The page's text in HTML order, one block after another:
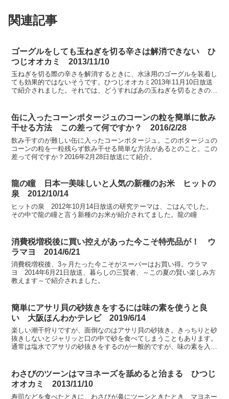
関連記事
ゴーグルをしても玉ねぎを切る辛さは解消できない ひ
つじオオカミ 2013/11/10
玉ねぎを切る際の辛さを解消するときに、水泳用のゴーグルを装着し
ても効果的ではないそうです。ひつじオオカミ2013年11月10日放送
で紹介されました。それでは、どうすればあの玉ねぎを切るときの涙
缶に入ったコーンポタージュのコーンの粒を簡単に飲み
干せる方法 この差って何ですか？ 2016/2/28
飲み干すのが難しい缶に入ったコーンポタージュ。このポタージュの
コーンの粒を一粒残らず飲み干せる簡単な方法があるとのこと。この
差って何ですか？2016年2月28日放送にて紹介。
龍の瞳 日本一美味しいと人気の新種のお米 ヒットの
泉 2012/10/14
ヒットの泉 2012年10月14日放送の研究テーマは、ごはんでした。
その中で龍の瞳と言う新種のお米が紹介されてました。龍の瞳
消費税増税後に買い控えがあった今こそ特売品が！ ウ
ラマヨ 2014/6/21
消費税増税後、3ヶ月たった今こそがスーパーはお買い得。ウラマ
ヨ 2014年6月21日放送、暮らしの三賢者、～この夏の賢い楽しみ方
教えます～で紹介されました。
簡単にアサリ貝の砂抜きをするには味の素を使うと良
い 大阪ほんわかテレビ 2019/6/14
楽しい潮干狩りですが、面倒なのはアサリ貝の砂抜き。きっちりと砂
抜きしないとジャリッと口の中で砂を食べてしまうこともあります。
通常は塩水でアサリの砂抜きをするのが一般的ですが、味の素を入れ
わさびのツーンはマヨネーズを舐めると治まる ひつじ
オオカミ 2013/11/10
寿司などを食べたときに、わさびが鼻にツーンときたとき、マヨネー